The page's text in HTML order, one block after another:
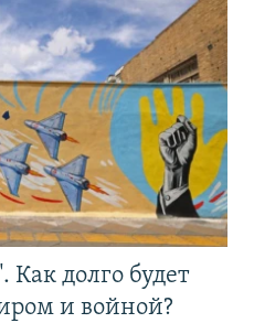
Как долго будет
и войной?